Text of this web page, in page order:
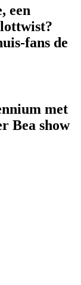
een
fans de
met
Bea show